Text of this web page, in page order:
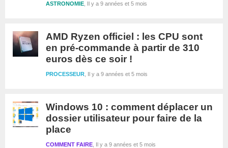
Il y a 9 années et 5 mois
ASTRONOMIE
AMD Ryzen officiel : les CPU sont
en pré-commande à partir de 310
euros dès ce soir !
Il y a 9 années et 5 mois
PROCESSEUR
Windows 10 : comment déplacer un
dossier utilisateur pour faire de la
place
Il y a 9 années et 5 mois
COMMENT FAIRE